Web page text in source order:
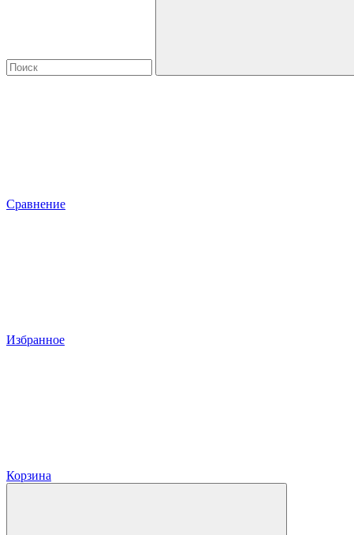
Сравнение
Избранное
Корзина